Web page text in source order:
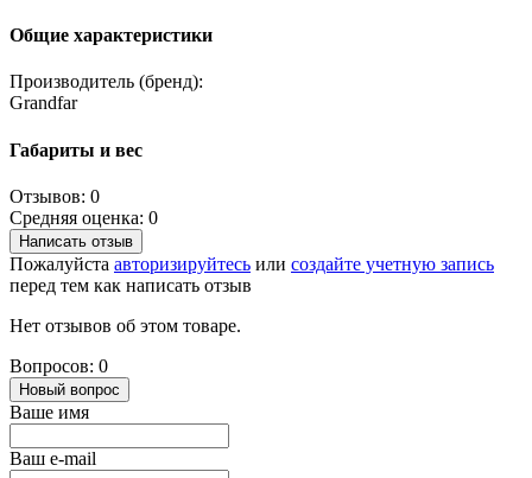
Общие характеристики
Производитель (бренд):
Grandfar
Габариты и вес
Отзывов: 0
Средняя оценка: 0
Написать отзыв
Пожалуйста авторизируйтесь или создайте учетную запись
перед тем как написать отзыв
Нет отзывов об этом товаре.
Вопросов: 0
Новый вопрос
Ваше имя
Ваш e-mail